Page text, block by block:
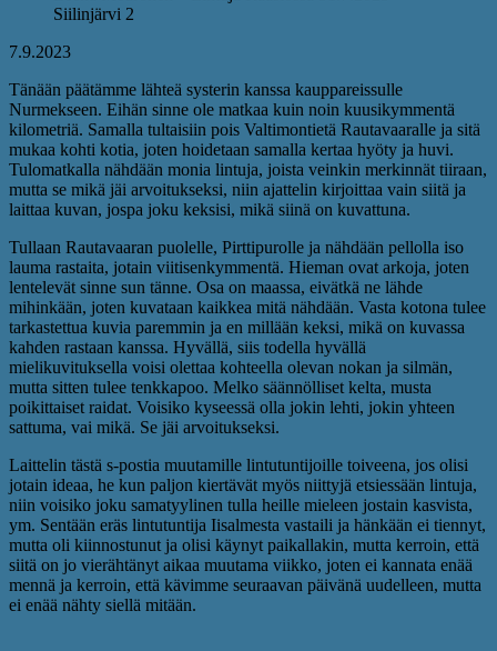
Siilinjärvi 2
7.9.2023
Tänään päätämme lähteä systerin kanssa kauppareissulle
Nurmekseen. Eihän sinne ole matkaa kuin noin kuusikymmentä
kilometriä. Samalla tultaisiin pois Valtimontietä Rautavaaralle ja sitä
mukaa kohti kotia, joten hoidetaan samalla kertaa hyöty ja huvi.
Tulomatkalla nähdään monia lintuja, joista veinkin merkinnät tiiraan,
mutta se mikä jäi arvoitukseksi, niin ajattelin kirjoittaa vain siitä ja
laittaa kuvan, jospa joku keksisi, mikä siinä on kuvattuna.
Tullaan Rautavaaran puolelle, Pirttipurolle ja nähdään pellolla iso
lauma rastaita, jotain viitisenkymmentä. Hieman ovat arkoja, joten
lentelevät sinne sun tänne. Osa on maassa, eivätkä ne lähde
mihinkään, joten kuvataan kaikkea mitä nähdään. Vasta kotona tulee
tarkastettua kuvia paremmin ja en millään keksi, mikä on kuvassa
kahden rastaan kanssa. Hyvällä, siis todella hyvällä
mielikuvituksella voisi olettaa kohteella olevan nokan ja silmän,
mutta sitten tulee tenkkapoo. Melko säännölliset kelta, musta
poikittaiset raidat. Voisiko kyseessä olla jokin lehti, jokin yhteen
sattuma, vai mikä. Se jäi arvoitukseksi.
Laittelin tästä s-postia muutamille lintutuntijoille toiveena, jos olisi
jotain ideaa, he kun paljon kiertävät myös niittyjä etsiessään lintuja,
niin voisiko joku samatyylinen tulla heille mieleen jostain kasvista,
ym. Sentään eräs lintutuntija Iisalmesta vastaili ja hänkään ei tiennyt,
mutta oli kiinnostunut ja olisi käynyt paikallakin, mutta kerroin, että
siitä on jo vierähtänyt aikaa muutama viikko, joten ei kannata enää
mennä ja kerroin, että kävimme seuraavan päivänä uudelleen, mutta
ei enää nähty siellä mitään.